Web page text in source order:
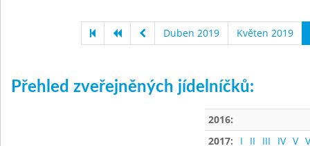
Duben 2019 Květen 2019
Přehled zveřejněných jídelníčků:
2016:
2017:
I II III IV V